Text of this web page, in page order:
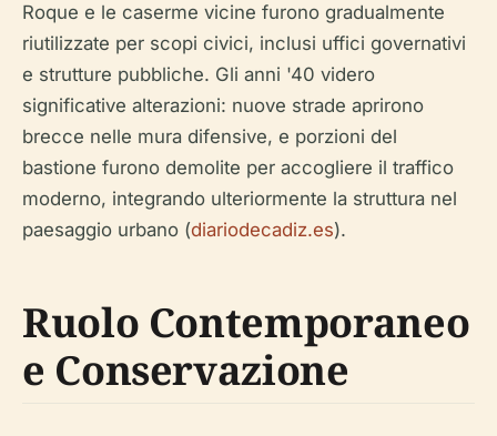
Roque e le caserme vicine furono gradualmente
riutilizzate per scopi civici, inclusi uffici governativi
e strutture pubbliche. Gli anni '40 videro
significative alterazioni: nuove strade aprirono
brecce nelle mura difensive, e porzioni del
bastione furono demolite per accogliere il traffico
moderno, integrando ulteriormente la struttura nel
paesaggio urbano (diariodecadiz.es).
Ruolo Contemporaneo
e Conservazione